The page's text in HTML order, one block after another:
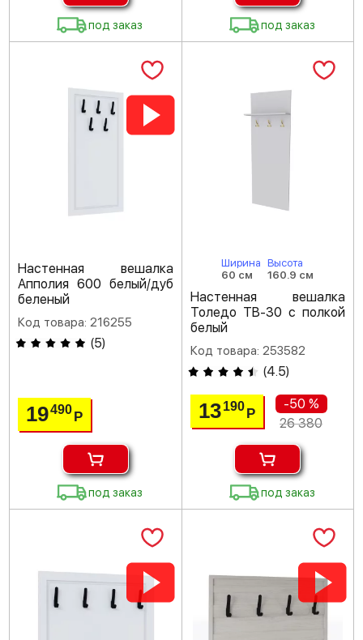
под заказ под заказ
Настенная вешалка
Апполия 600 белый/дуб
беленый
Код товара: 216255
(5)
19490Р
под заказ
Ширина
60 см
Высота
160.9 см
Настенная вешалка
Толедо ТВ-30 с полкой
белый
Код товара: 253582
(4.5)
13 190 Р
-50 %
26 380
под заказ